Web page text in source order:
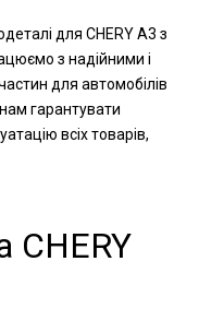
для CHERY A3 з
з надійними і
для автомобілів
гарантувати
всіх товарів,
CHERY